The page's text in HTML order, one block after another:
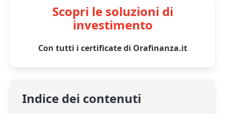
Scopri le soluzioni di
investimento
Con tutti i certificate di Orafinanza.it
Indice dei contenuti